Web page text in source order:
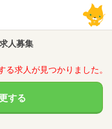
人募集
求人が見つかりました。
する